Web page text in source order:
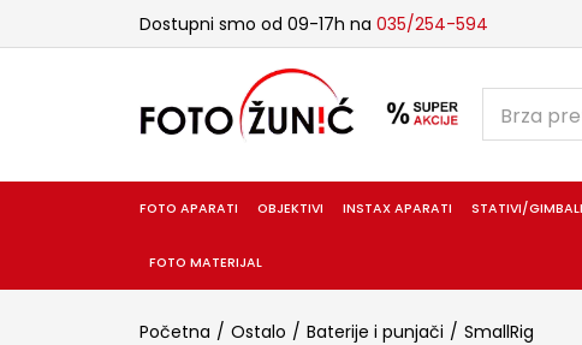
Dostupni smo od 09-17h na 035/254-594
FOTO APARATI OBJEKTIVI INSTAX APARATI STATIVI/GIMBALI
FOTO MATERIJAL
Početna Ostalo Baterije i punjači SmallRig